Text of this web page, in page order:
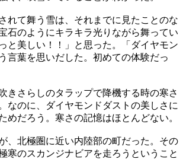
れて舞う雪は、それまでに見たことのな
石のようにキラキラ光りながら舞ってい
と美しい！！」と思った。「ダイヤモン
言葉を思いだした。初めての体験だっ
きさらしのタラップで降機する時の寒さ
なのに、ダイヤモンドダストの美しさに
めだろう。寒さの記憶はほとんどない。
、北極圏に近い内陸部の町だった。その
寒のスカンジナビアを走ろうということ